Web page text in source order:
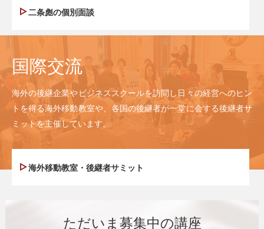
二条彪の個別面談
国際交流
海外の後継企業やビジネススクールを訪問し日々の経営へのヒン
トを得る海外移動教室や、各国の後継者が一堂に会する後継者サ
ミットを主催しています。
海外移動教室・後継者サミット
ただいま募集中の講座